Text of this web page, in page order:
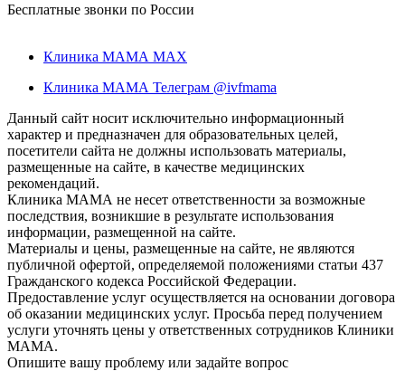
Бесплатные звонки по России
Клиника МАМА MAX
Клиника МАМА Телеграм @ivfmama
Данный сайт носит исключительно информационный
характер и предназначен для образовательных целей,
посетители сайта не должны использовать материалы,
размещенные на сайте, в качестве медицинских
рекомендаций.
Клиника МАМА не несет ответственности за возможные
последствия, возникшие в результате использования
информации, размещенной на сайте.
Материалы и цены, размещенные на сайте, не являются
публичной офертой, определяемой положениями статьи 437
Гражданского кодекса Российской Федерации.
Предоставление услуг осуществляется на основании договора
об оказании медицинских услуг. Просьба перед получением
услуги уточнять цены у ответственных сотрудников Клиники
МАМА.
Опишите вашу проблему или задайте вопрос